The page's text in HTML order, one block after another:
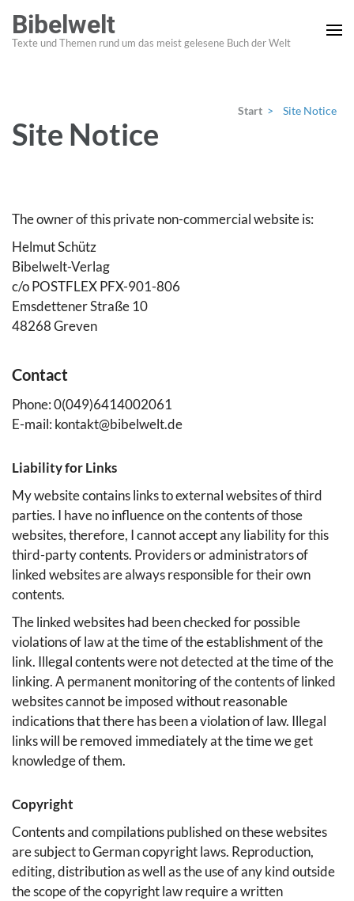
Inhalt
springen
Bibelwelt
Texte und Themen rund um das meist gelesene Buch der Welt
Site Notice
Start > Site Notice
The owner of this private non-commercial website is:
Helmut Schütz
Bibelwelt-Verlag
c/o POSTFLEX PFX-901-806
Emsdettener Straße 10
48268 Greven
Contact
Phone: 0(049)6414002061
E-mail: kontakt@bibelwelt.de
Liability for Links
My website contains links to external websites of third
parties. I have no influence on the contents of those
websites, therefore, I cannot accept any liability for this
third-party contents. Providers or administrators of
linked websites are always responsible for their own
contents.
The linked websites had been checked for possible
violations of law at the time of the establishment of the
link. Illegal contents were not detected at the time of the
linking. A permanent monitoring of the contents of linked
websites cannot be imposed without reasonable
indications that there has been a violation of law. Illegal
links will be removed immediately at the time we get
knowledge of them.
Copyright
Contents and compilations published on these websites
are subject to German copyright laws. Reproduction,
editing, distribution as well as the use of any kind outside
the scope of the copyright law require a written